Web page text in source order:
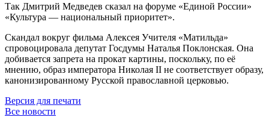
Так Дмитрий Медведев сказал на форуме «Единой России»
«Культура — национальный приоритет».
Скандал вокруг фильма Алексея Учителя «Матильда»
спровоцировала депутат Госдумы Наталья Поклонская. Она
добивается запрета на прокат картины, поскольку, по её
мнению, образ императора Николая II не соответствует образу,
канонизированному Русской православной церковью.
Версия для печати
Все новости